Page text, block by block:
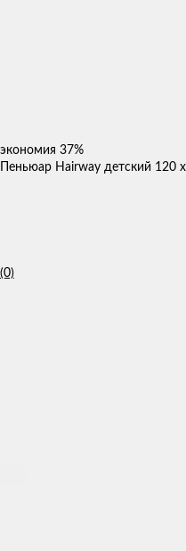
экономия 37%
Пеньюар Hairway детский 120
(0)